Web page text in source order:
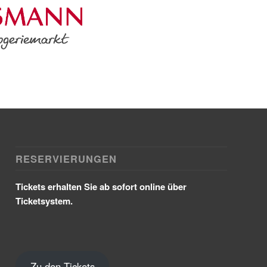
RESERVIERUNGEN
Tickets erhalten Sie ab sofort online über
Ticketsystem.